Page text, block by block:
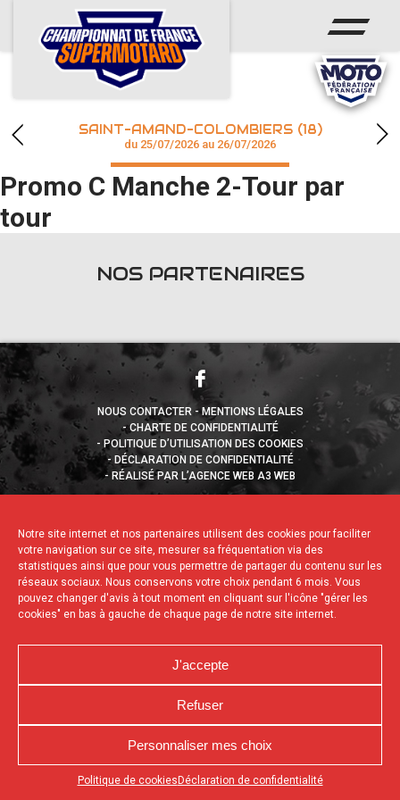
Notre site internet et nos partenaires utilisent des cookies pour faciliter
votre navigation sur ce site, mesurer sa fréquentation via des
statistiques ainsi que pour vous permettre de partager du contenu sur les
réseaux sociaux. Nous conservons votre choix pendant 6 mois. Vous
pouvez changer d'avis à tout moment en cliquant sur l'icône "gérer les
cookies" en bas à gauche de chaque page de notre site internet.
J'accepte
Refuser
Personnaliser mes choix
Politique de cookies Déclaration de confidentialité
Appuyez sur le bouton partager en bas de votre
ACCUEIL
ACTUS
CALENDRIER
CHAMPIONNAT
RÉSULTATS
PHOTOS / WEB TV
SAINT-AMAND-COLOMBIERS (18)
du 25/07/2026 au 26/07/2026
Promo C Manche 2-Tour par
tour
NOS PARTENAIRES
NOUS CONTACTER
MENTIONS LÉGALES
CHARTE DE CONFIDENTIALITÉ
POLITIQUE D’UTILISATION DES COOKIES
DÉCLARATION DE CONFIDENTIALITÉ
RÉALISÉ PAR L’AGENCE WEB A3 WEB